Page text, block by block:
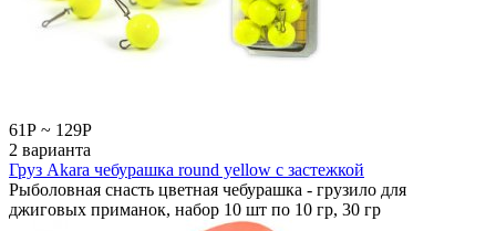
61Р ~ 129Р
2 варианта
Груз Akara чебурашка round yellow с застежкой
Рыболовная снасть цветная чебурашка - грузило для
джиговых приманок, набор 10 шт по 10 гр, 30 гр